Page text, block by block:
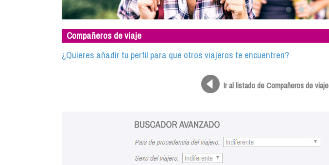
Compañeros de viaje
¿Quieres añadir tu perfil para que otros viajeros te encuentren?
Ir al listado de Compañeros de viaje